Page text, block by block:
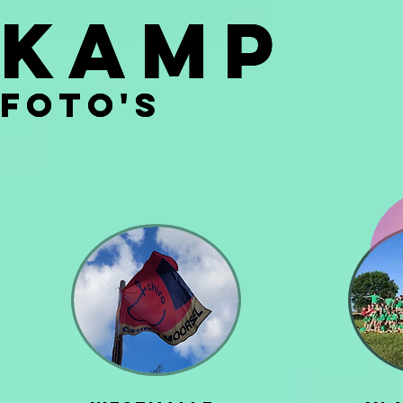
Kamp
foto's
Kamp
foto's